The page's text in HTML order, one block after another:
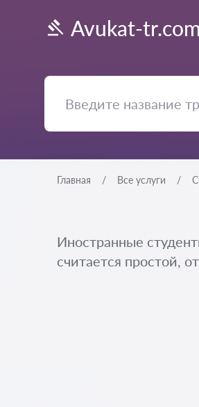
Avukat-tr.com
Главная Все услуги
Иностранные
считается простой,